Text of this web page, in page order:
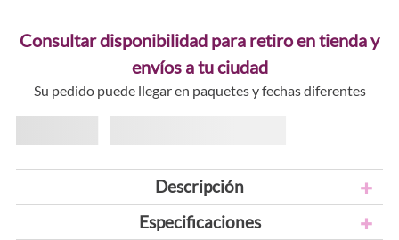
Consultar disponibilidad para retiro en tienda y
envíos a tu ciudad
Su pedido puede llegar en paquetes y fechas diferentes
Descripción
Especificaciones